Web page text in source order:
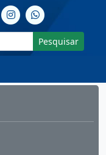
Pesquisar